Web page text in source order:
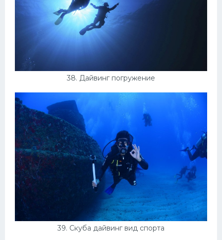
38. Дайвинг погружение
39. Скуба дайвинг вид спорта